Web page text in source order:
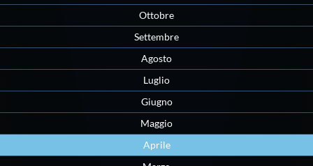
Ottobre
Settembre
Agosto
Luglio
Giugno
Maggio
Aprile